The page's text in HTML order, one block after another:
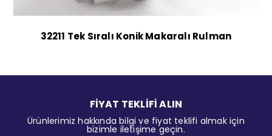
32211 Tek Sıralı Konik Makaralı Rulman
FİYAT TEKLİFİ ALIN
Ürünlerimiz hakkında bilgi ve fiyat teklifi almak için
bizimle iletişime geçin.